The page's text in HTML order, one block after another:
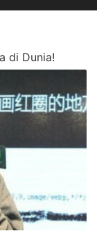
di Dunia!